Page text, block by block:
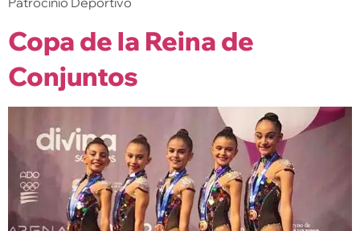
Copa de la Reina de
Conjuntos